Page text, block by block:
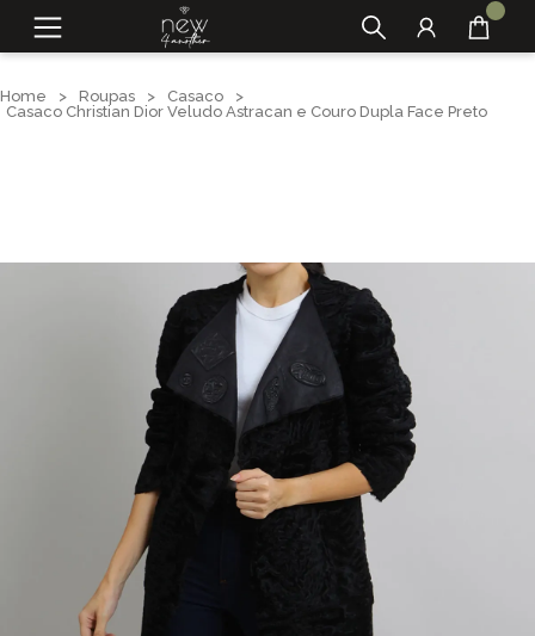
Home > Roupas > Casaco
>
Casaco Christian Dior Veludo Astracan e Couro Dupla Face Preto